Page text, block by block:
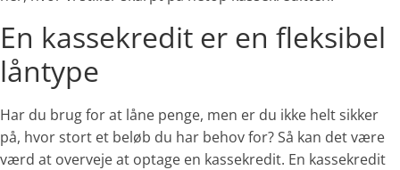
En kassekredit er en fleksibel
låntype
Har du brug for at låne penge, men er du ikke helt sikker
på, hvor stort et beløb du har behov for? Så kan det være
værd at overveje at optage en kassekredit. En kassekredit